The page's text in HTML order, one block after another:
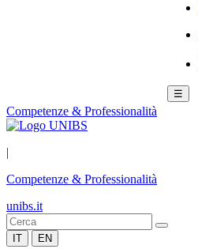
☰
Competenze & Professionalità
|
Competenze & Professionalità
unibs.it
IT EN